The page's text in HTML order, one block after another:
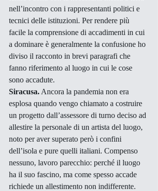
nell’incontro con i rappresentanti politici e
tecnici delle istituzioni. Per rendere più
facile la comprensione di accadimenti in cui
a dominare è generalmente la confusione ho
diviso il racconto in brevi paragrafi che
fanno riferimento al luogo in cui le cose
sono accadute.
Siracusa. Ancora la pandemia non era
esplosa quando vengo chiamato a costruire
un progetto dall’assessore di turno deciso ad
allestire la personale di un artista del luogo,
noto per aver superato però i confini
dell’isola e pure quelli italiani. Compenso
nessuno, lavoro parecchio: perché il luogo
ha il suo fascino, ma come spesso accade
richiede un allestimento non indifferente.